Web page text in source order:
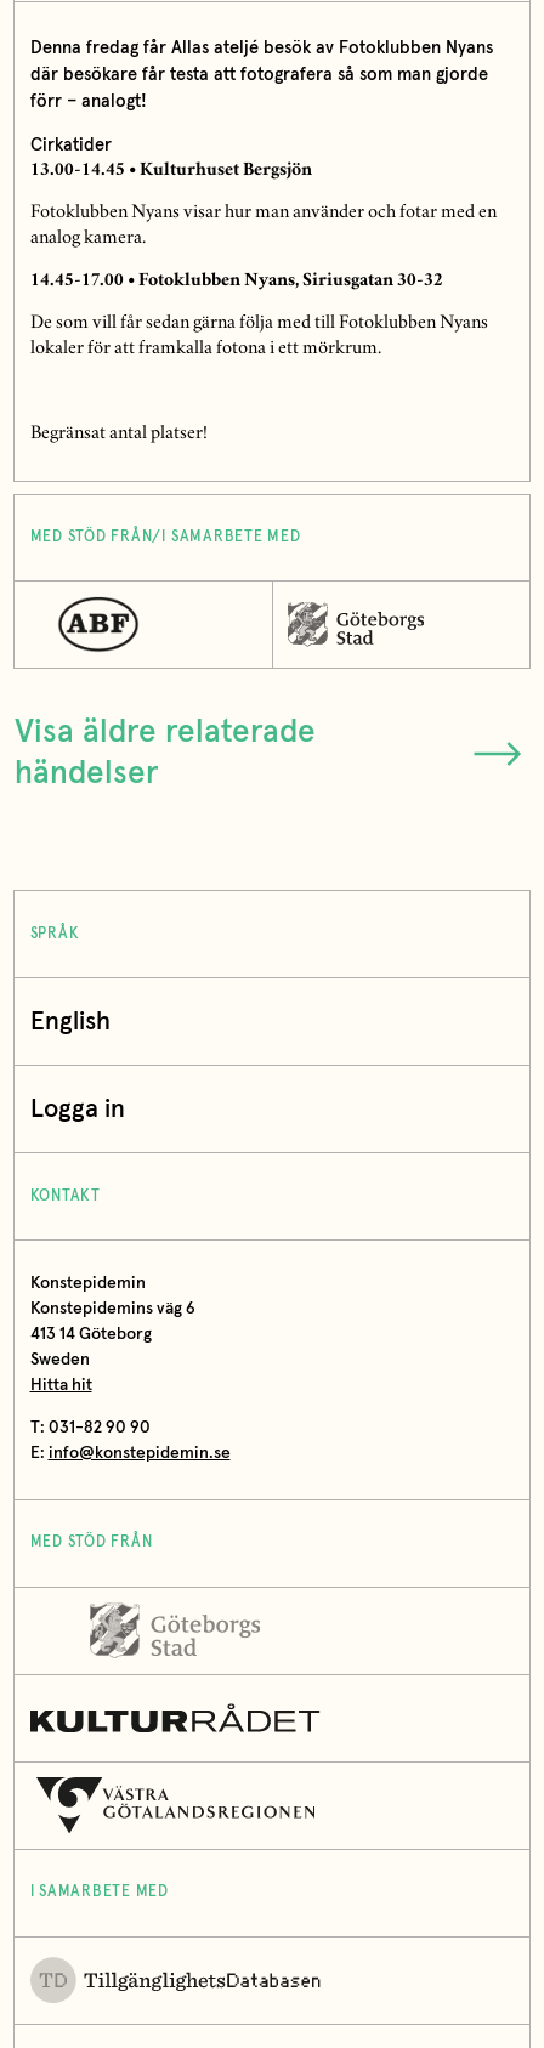
Denna fredag får Allas ateljé besök av Fotoklubben Nyans
där besökare får testa att fotografera så som man gjorde
förr – analogt!
Cirkatider
13.00-14.45 • Kulturhuset Bergsjön
Fotoklubben Nyans visar hur man använder och fotar med en
analog kamera.
14.45-17.00 • Fotoklubben Nyans, Siriusgatan 30-32
De som vill får sedan gärna följa med till Fotoklubben Nyans
lokaler för att framkalla fotona i ett mörkrum.
Begränsat antal platser!
MED STÖD FRÅN/I SAMARBETE MED
Visa äldre relaterade
händelser
SPRÅK
English
Logga in
KONTAKT
Konstepidemin
Konstepidemins väg 6
413 14 Göteborg
Sweden
Hitta hit
T: 031-82 90 90
E: info@konstepidemin.se
MED STÖD FRÅN
I SAMARBETE MED